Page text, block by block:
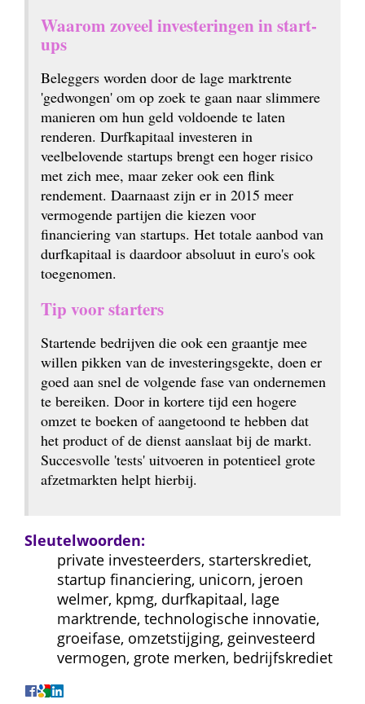
Waarom zoveel investeringen in start-
ups
Beleggers worden door de lage marktrente
'gedwongen' om op zoek te gaan naar slimmere
manieren om hun geld voldoende te laten
renderen. Durfkapitaal investeren in
veelbelovende startups brengt een hoger risico
met zich mee, maar zeker ook een flink
rendement. Daarnaast zijn er in 2015 meer
vermogende partijen die kiezen voor
financiering van startups. Het totale aanbod van
durfkapitaal is daardoor absoluut in euro's ook
toegenomen.
Tip voor starters
Startende bedrijven die ook een graantje mee
willen pikken van de investeringsgekte, doen er
goed aan snel de volgende fase van ondernemen
te bereiken. Door in kortere tijd een hogere
omzet te boeken of aangetoond te hebben dat
het product of de dienst aanslaat bij de markt.
Succesvolle 'tests' uitvoeren in potentieel grote
afzetmarkten helpt hierbij.
Sleutelwoorden:
private investeerders, starterskrediet,
startup financiering, unicorn, jeroen
welmer, kpmg, durfkapitaal, lage
marktrende, technologische innovatie,
groeifase, omzetstijging, geinvesteerd
vermogen, grote merken, bedrijfskrediet